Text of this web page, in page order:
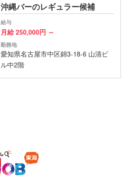
沖縄バーのレギュラー候補
給与
月給 250,000円 ～
勤務地
愛知県名古屋市中区錦3-18-6 山清ビ
ル中2階